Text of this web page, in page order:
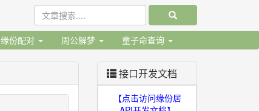
缘份配对 周公解梦 童子命查询
接口开发文档
【点击访问缘份居